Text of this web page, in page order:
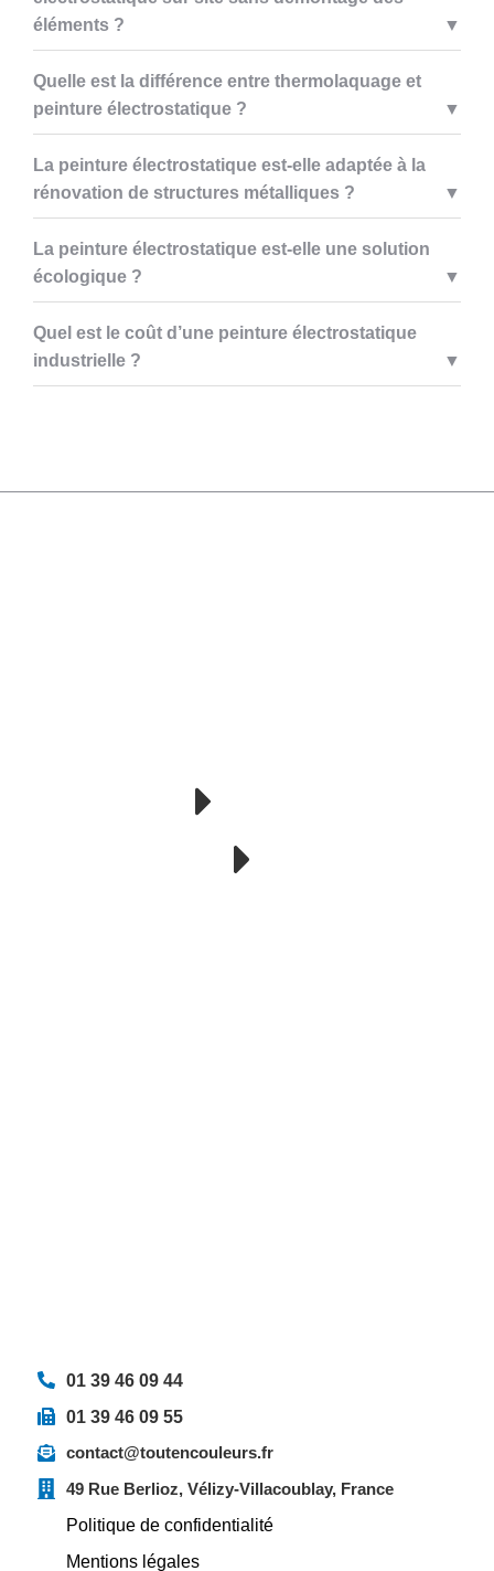
éléments ?
Quelle est la différence entre thermolaquage et
peinture électrostatique ?
La peinture électrostatique est-elle adaptée à la
rénovation de structures métalliques ?
La peinture électrostatique est-elle une solution
écologique ?
Quel est le coût d’une peinture électrostatique
industrielle ?
01 39 46 09 44
01 39 46 09 55
contact@toutencouleurs.fr
49 Rue Berlioz, Vélizy-Villacoublay, France
Politique de confidentialité
Mentions légales